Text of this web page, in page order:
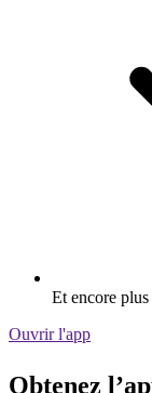
Et encore
Ouvrir l'app
Obtenez